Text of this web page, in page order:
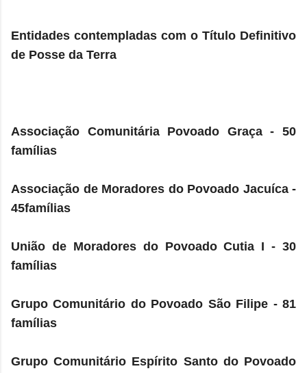
Entidades contempladas com o Título Definitivo
de Posse da Terra
Associação Comunitária Povoado Graça - 50
famílias
Associação de Moradores do Povoado Jacuíca -
45famílias
União de Moradores do Povoado Cutia I - 30
famílias
Grupo Comunitário do Povoado São Filipe - 81
famílias
Grupo Comunitário Espírito Santo do Povoado